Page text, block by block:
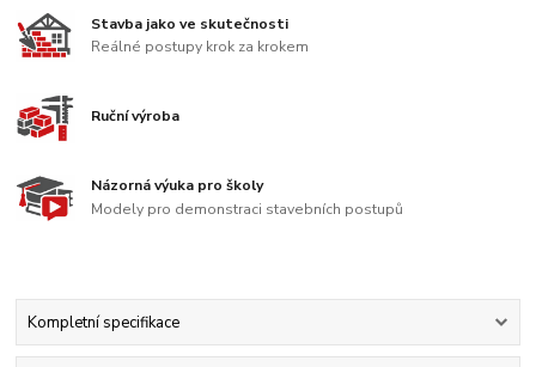
Stavba jako ve skutečnosti
Reálné postupy krok za krokem
Ruční výroba
Názorná výuka pro školy
Modely pro demonstraci stavebních postupů
Kompletní specifikace